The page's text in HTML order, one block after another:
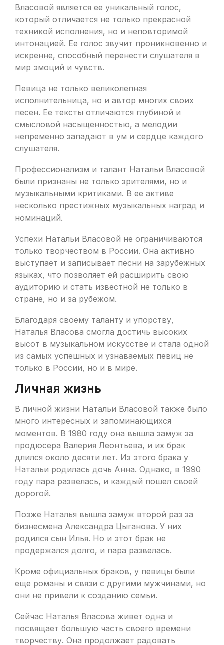
Власовой является ее уникальный голос,
который отличается не только прекрасной
техникой исполнения, но и неповторимой
интонацией. Ее голос звучит проникновенно и
искренне, способный перенести слушателя в
мир эмоций и чувств.
Певица не только великолепная
исполнительница, но и автор многих своих
песен. Ее тексты отличаются глубиной и
смысловой насыщенностью, а мелодии
непременно западают в ум и сердце каждого
слушателя.
Профессионализм и талант Натальи Власовой
были признаны не только зрителями, но и
музыкальными критиками. В ее активе
несколько престижных музыкальных наград и
номинаций.
Успехи Натальи Власовой не ограничиваются
только творчеством в России. Она активно
выступает и записывает песни на зарубежных
языках, что позволяет ей расширить свою
аудиторию и стать известной не только в
стране, но и за рубежом.
Благодаря своему таланту и упорству,
Наталья Власова смогла достичь высоких
высот в музыкальном искусстве и стала одной
из самых успешных и узнаваемых певиц не
только в России, но и в мире.
Личная жизнь
В личной жизни Натальи Власовой также было
много интересных и запоминающихся
моментов. В 1980 году она вышла замуж за
продюсера Валерия Леонтьева, и их брак
длился около десяти лет. Из этого брака у
Натальи родилась дочь Анна. Однако, в 1990
году пара развелась, и каждый пошел своей
дорогой.
Позже Наталья вышла замуж второй раз за
бизнесмена Александра Цыганова. У них
родился сын Илья. Но и этот брак не
продержался долго, и пара развелась.
Кроме официальных браков, у певицы были
еще романы и связи с другими мужчинами, но
они не привели к созданию семьи.
Сейчас Наталья Власова живет одна и
посвящает большую часть своего времени
творчеству. Она продолжает радовать